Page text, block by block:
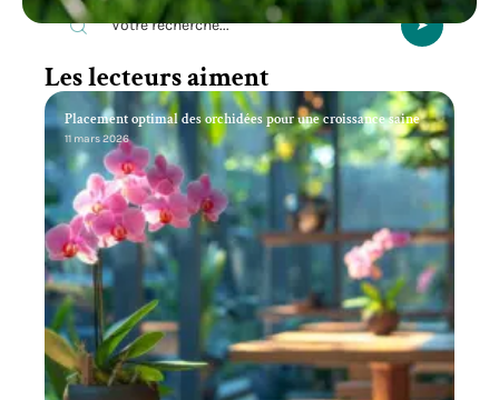
Les lecteurs aiment
Placement optimal des orchidées pour une croissance saine
11 mars 2026